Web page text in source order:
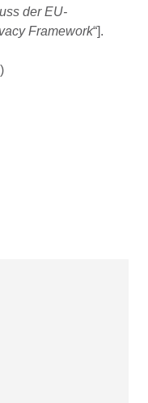
der EU-
Framework“].